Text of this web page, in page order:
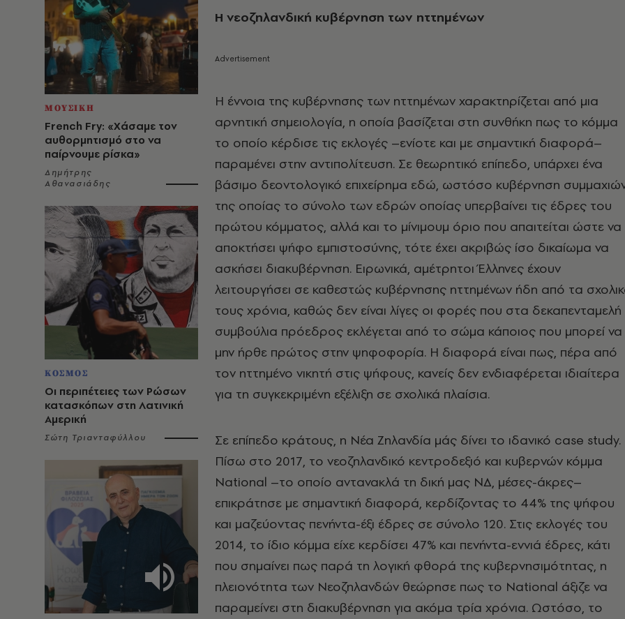
ΜΟΥΣΙΚΗ
French Fry: «Χάσαμε τον
αυθορμητισμό στο να
παίρνουμε ρίσκα»
Δημήτρης
Αθανασιάδης
ΚΟΣΜΟΣ
Οι περιπέτειες των Ρώσων
κατασκόπων στη Λατινική
Αμερική
Σώτη Τριανταφύλλου
Η νεοζηλανδική κυβέρνηση των ηττημένων
Η έννοια της κυβέρνησης των ηττημένων χαρακτηρίζεται από μια
αρνητική σημειολογία, η οποία βασίζεται στη συνθήκη πως το κόμμα
το οποίο κέρδισε τις εκλογές –ενίοτε και με σημαντική διαφορά–
παραμένει στην αντιπολίτευση. Σε θεωρητικό επίπεδο, υπάρχει ένα
βάσιμο δεοντολογικό επιχείρημα εδώ, ωστόσο κυβέρνηση
της οποίας το σύνολο των εδρών οποίας υπερβαίνει τις έδρες του
πρώτου κόμματος, αλλά και το μίνιμουμ όριο που απαιτείται ώστε να
αποκτήσει ψήφο εμπιστοσύνης, τότε έχει ακριβώς ίσο δικαίωμα να
ασκήσει διακυβέρνηση. Ειρωνικά, αμέτρητοι Έλληνες έχουν
λειτουργήσει σε καθεστώς κυβέρνησης ηττημένων ήδη από τα
τους χρόνια, καθώς δεν είναι λίγες οι φορές που στα δεκαπενταμελή
συμβούλια πρόεδρος εκλέγεται από το σώμα κάποιος που μπορεί να
μην ήρθε πρώτος στην ψηφοφορία. Η διαφορά είναι πως, πέρα από
τον ηττημένο νικητή στις ψήφους, κανείς δεν ενδιαφέρεται ιδιαίτερα
για τη συγκεκριμένη εξέλιξη σε σχολικά πλαίσια.
Σε επίπεδο κράτους, η Νέα Ζηλανδία μάς δίνει το ιδανικό case study.
Πίσω στο 2017, το νεοζηλανδικό κεντροδεξιό και κυβερνών κόμμα
National –το οποίο αντανακλά τη δική μας ΝΔ, μέσες-άκρες–
επικράτησε με σημαντική διαφορά, κερδίζοντας το 44% της ψήφου
και μαζεύοντας πενήντα-έξι έδρες σε σύνολο 120. Στις εκλογές του
2014, το ίδιο κόμμα είχε κερδίσει 47% και πενήντα-εννιά έδρες, κάτι
που σημαίνει πως παρά τη λογική φθορά της κυβερνησιμότητας, η
πλειονότητα των Νεοζηλανδών θεώρησε πως το National άξιζε να
παραμείνει στη διακυβέρνηση για ακόμα τρία χρόνια. Ωστόσο, το